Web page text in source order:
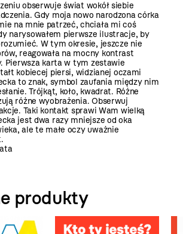
obserwuje świat wokół siebie
Gdy moja nowo narodzona córka
na mnie patrzeć, chciała mi coś
narysowałem pierwsze ilustracje, by
W tym okresie, jeszcze nie
reagowała na mocny kontrast
Pierwsza karta w tym zestawie
kobiecej piersi, widzianej oczami
to znak, symbol zaufania między nim
Trójkąt, koło, kwadrat. Różne
różne wyobrażenia. Obserwuj
Taki kontakt sprawi Wam wielką
jest dwa razy mniejsze od oka
ale te małe oczy uważnie
produkty